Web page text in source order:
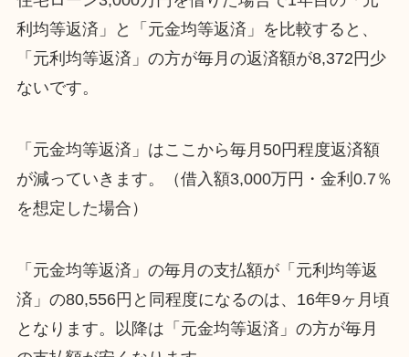
利均等返済」と「元金均等返済」を比較すると、
「元利均等返済」の方が毎月の返済額が8,372円少
ないです。
「元金均等返済」はここから毎月50円程度返済額
が減っていきます。（借入額3,000万円・金利0.7％
を想定した場合）
「元金均等返済」の毎月の支払額が「元利均等返
済」の80,556円と同程度になるのは、16年9ヶ月頃
となります。以降は「元金均等返済」の方が毎月